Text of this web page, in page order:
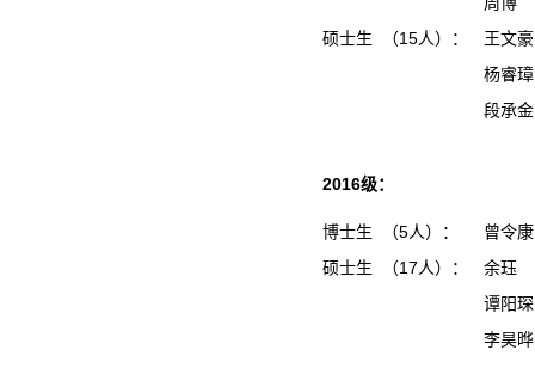
硕士生 （15人）：
王文
杨睿
段承
2016级：
博士生 （5人）：
曾令
硕士生 （17人）：
余珏
谭阳
李昊